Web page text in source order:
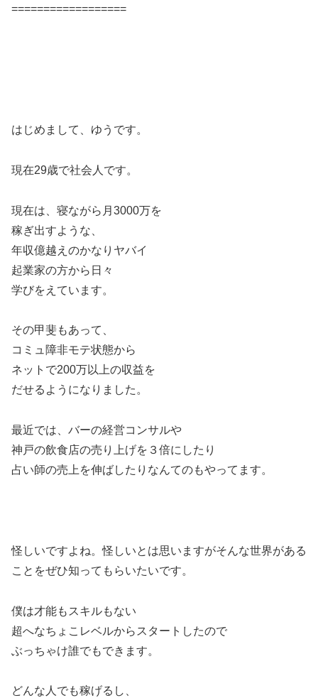
==================
はじめまして、ゆうです。
現在29歳で社会人です。
現在は、寝ながら月3000万を
稼ぎ出すような、
年収億越えのかなりヤバイ
起業家の方から日々
学びをえています。
その甲斐もあって、
コミュ障非モテ状態から
ネットで200万以上の収益を
だせるようになりました。
最近では、バーの経営コンサルや
神戸の飲食店の売り上げを３倍にしたり
占い師の売上を伸ばしたりなんてのもやってます。
怪しいですよね。怪しいとは思いますがそんな世界がある
ことをぜひ知ってもらいたいです。
僕は才能もスキルもない
超へなちょこレベルからスタートしたので
ぶっちゃけ誰でもできます。
どんな人でも稼げるし、